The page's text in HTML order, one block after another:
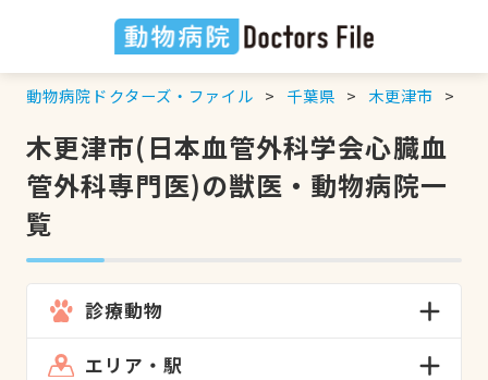
動物病院ドクターズ・ファイル 千葉県 木更津市
木更津市(日本血管外科学会心臓血
管外科専門医)の獣医・動物病院一
覧
診療動物
エリア・駅